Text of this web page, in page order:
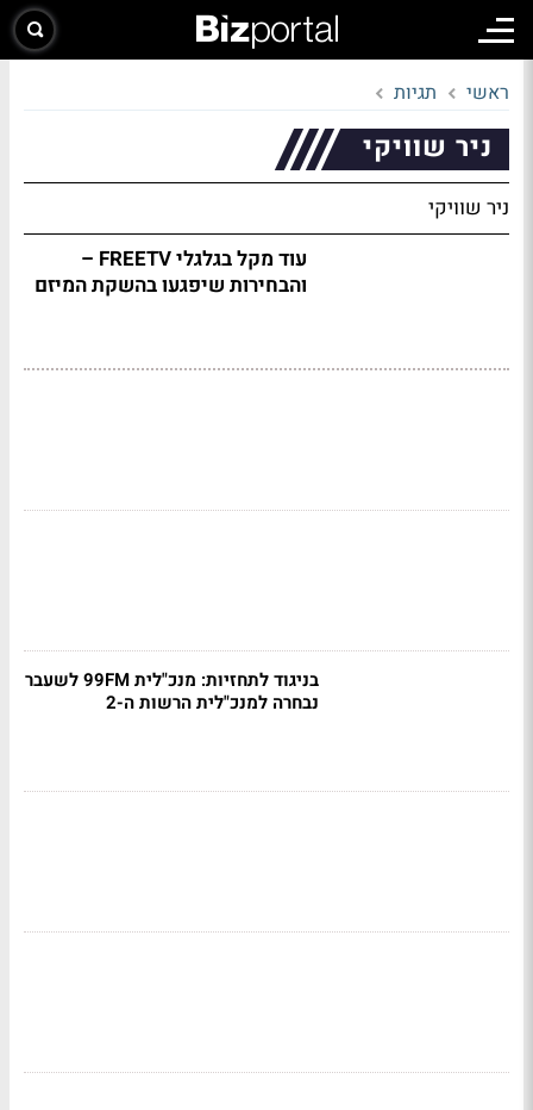
ראשי תגיות
ניר שוויקי
ניר שוויקי
עוד מקל בגלגלי FREETV –
והבחירות שיפגעו בהשקת המיזם
בניגוד לתחזיות: מנכ"לית 99FM לשעבר
נבחרה למנכ"לית הרשות ה-2